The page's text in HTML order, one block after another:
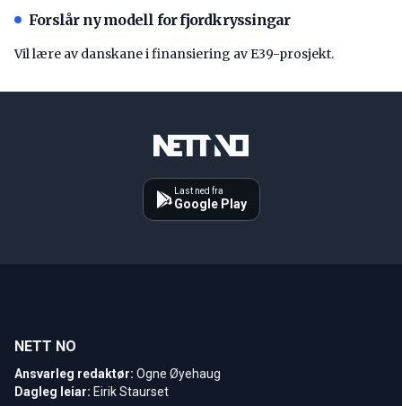
Forslår ny modell for fjordkryssingar
Vil lære av danskane i finansiering av E39-prosjekt.
Last ned fra
Google Play
NETT NO
Ansvarleg redaktør: Ogne Øyehaug
Dagleg leiar: Eirik Staurset